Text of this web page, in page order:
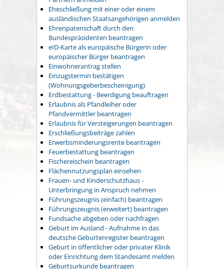
Eheschließung mit einer oder einem
ausländischen Staatsangehörigen anmelden
Ehrenpatenschaft durch den
Bundespräsidenten beantragen
eID-Karte als europäische Bürgerin oder
europäischer Bürger beantragen
Einwohnerantrag stellen
Einzugstermin bestätigen
(Wohnungsgeberbescheinigung)
Erdbestattung - Beerdigung beauftragen
Erlaubnis als Pfandleiher oder
Pfandvermittler beantragen
Erlaubnis für Versteigerungen beantragen
Erschließungsbeiträge zahlen
Erwerbsminderungsrente beantragen
Feuerbestattung beantragen
Fischereischein beantragen
Flächennutzungsplan einsehen
Frauen- und Kinderschutzhaus -
Unterbringung in Anspruch nehmen
Führungszeugnis (einfach) beantragen
Führungszeugnis (erweitert) beantragen
Fundsache abgeben oder nachfragen
Geburt im Ausland - Aufnahme in das
deutsche Geburtenregister beantragen
Geburt in öffentlicher oder privater Klinik
oder Einrichtung dem Standesamt melden
Geburtsurkunde beantragen